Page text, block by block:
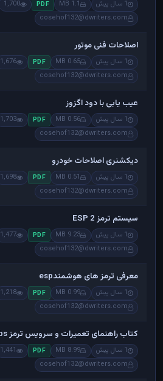
1 سال پیش 1.1 MB
PDF
1,700
cosehof132@dwriters.com
اصلاحات فنی موتور
1 سال پیش 0.65 MB
PDF
1,676
cosehof132@dwriters.com
عیب یابی با دود اگزوز
1 سال پیش 0.56 MB
PDF
1,703
cosehof132@dwriters.com
دیکشنری اصلاحات خودرو
1 سال پیش 0.51 MB
PDF
1,698
cosehof132@dwriters.com
سیستم ترمز ESP 2
1 سال پیش 9.23 MB
PDF
1,477
cosehof132@dwriters.com
معرفی ترمز های هوشمندesp
1 سال پیش 0.99 MB
PDF
1,218
cosehof132@dwriters.com
کتاب راهنمای تعمیرات و سرویس ترمز absایرانخودرو
1 سال پیش 8.99 MB
PDF
1,441
cosehof132@dwriters.com